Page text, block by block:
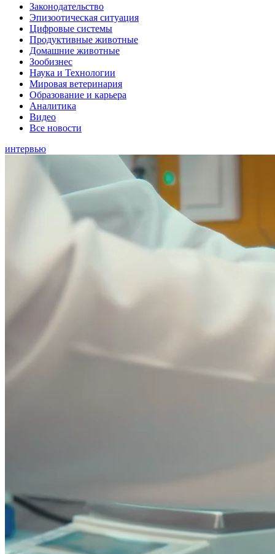
Законодательство
Эпизоотическая ситуация
Цифровые системы
Продуктивные животные
Домашние животные
Зообизнес
Наука и Технологии
Мировая ветеринария
Образование и карьера
Аналитика
Видео
Все новости
интервью